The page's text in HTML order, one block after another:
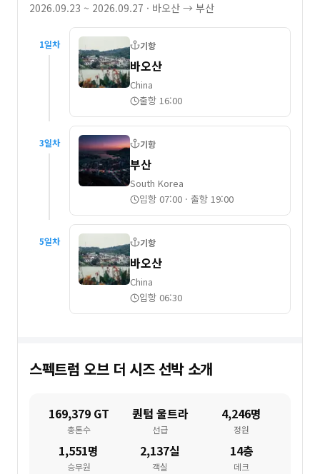
2026.09.23 ~ 2026.09.27 · 바오산 → 부산
1일차 기항
바오산
China
출항 16:00
3일차 기항
부산
South Korea
입항 07:00 · 출항 19:00
5일차 기항
바오산
China
입항 06:30
스펙트럼 오브 더 시즈선박 소개
169,379 GT
총톤수
퀀텀 울트라
선급
4,246명
정원
1,551명
승무원
2,137실
객실
14층
데크